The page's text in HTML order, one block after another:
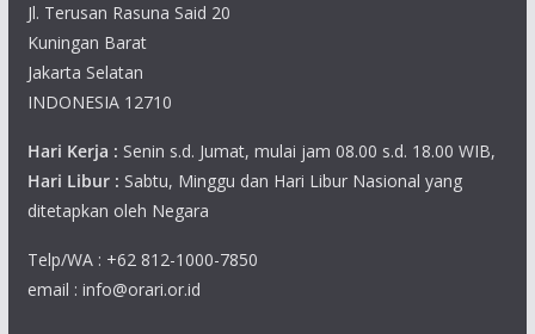
Jl. Terusan Rasuna Said 20
Kuningan Barat
Jakarta Selatan
INDONESIA 12710
Hari Kerja : Senin s.d. Jumat, mulai jam 08.00 s.d. 18.00 WIB,
Hari Libur : Sabtu, Minggu dan Hari Libur Nasional yang
ditetapkan oleh Negara
Telp/WA : +62 812-1000-7850
email : info@orari.or.id